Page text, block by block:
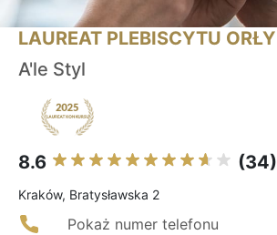
LAUREAT PLEBISCYTU ORŁY
A'le Styl
8.6 (34)
Kraków, Bratysławska 2
Pokaż numer telefonu